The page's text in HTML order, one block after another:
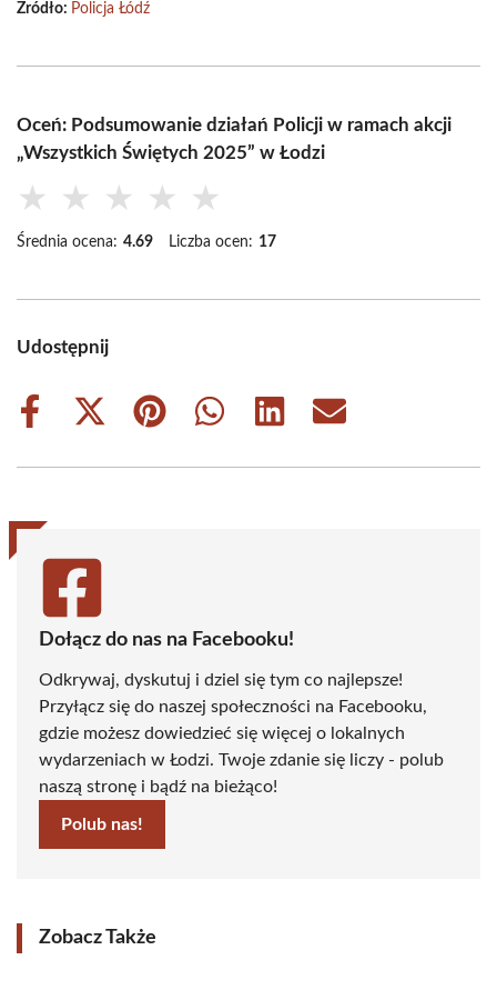
Źródło: Policja Łódź
Oceń: Podsumowanie działań Policji w ramach akcji
„Wszystkich Świętych 2025” w Łodzi
★ ★ ★ ★ ★
Średnia ocena: 4.69 Liczba ocen: 17
Udostępnij
Share
Share
(Twitter)
Share
Share
Share
Share
Dołącz do nas na Facebooku!
Odkrywaj, dyskutuj i dziel się tym co najlepsze!
Przyłącz się do naszej społeczności na Facebooku,
gdzie możesz dowiedzieć się więcej o lokalnych
wydarzeniach w Łodzi. Twoje zdanie się liczy - polub
naszą stronę i bądź na bieżąco!
Polub nas!
Zobacz Także